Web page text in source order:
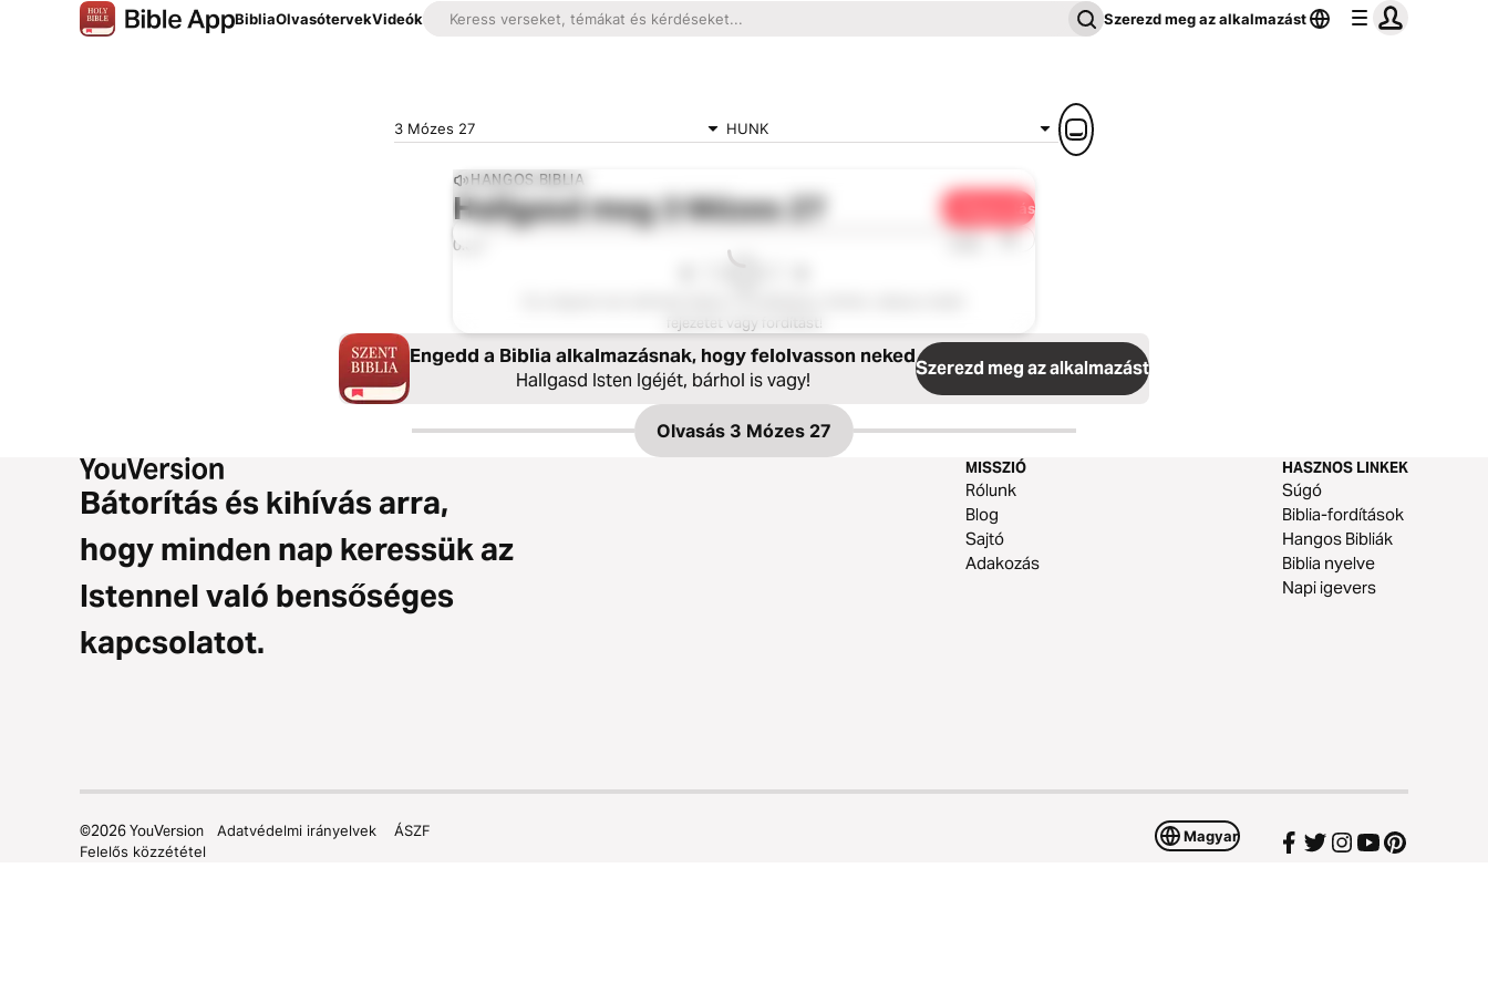
BibliaOlvasótervekVideók Szerezd meg az alkalmazást
3 Mózes 27 HUNK
HANGOS BIBLIA
Hallgasd meg3 Mózes 27 Megosztás
0:00 1x
fejezetet vagy fordítást!
Engedd a Biblia alkalmazásnak, hogy felolvasson neked
Hallgasd Isten Igéjét, bárhol is vagy! Szerezd meg az alkalmazást
Olvasás 3 Mózes 27
Bátorítás és kihívás arra,
hogy minden nap keressük az
Istennel való bensőséges
kapcsolatot.
MISSZIÓ
Rólunk
Blog
Sajtó
Adakozás
HASZNOS LINKEK
Súgó
Biblia-fordítások
Hangos Bibliák
Biblia nyelve
Napi igevers
Magyar
©2026YouVersion Adatvédelmi irányelvek
ÁSZF
Felelős közzététel